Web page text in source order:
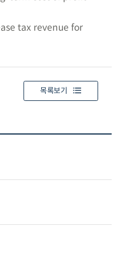
tax revenue for
목록보기